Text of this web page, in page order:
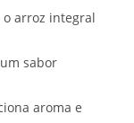
o arroz integral
sabor
aroma e